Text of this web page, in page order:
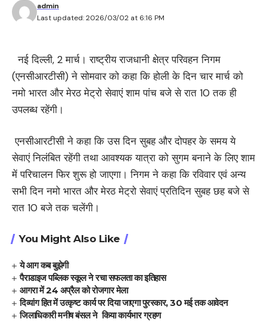
Last updated: 2026/03/02 at 6:16 PM
admin
नई दिल्ली, 2 मार्च। राष्ट्रीय राजधानी क्षेत्र परिवहन निगम
(एनसीआरटीसी) ने सोमवार को कहा कि होली के दिन चार मार्च को
नमो भारत और मेरठ मेट्रो सेवाएं शाम पांच बजे से रात 10 तक ही
उपलब्ध रहेंगी।
एनसीआरटीसी ने कहा कि उस दिन सुबह और दोपहर के समय ये
सेवाएं निलंबित रहेंगी तथा आवश्यक यात्रा को सुगम बनाने के लिए शाम
में परिचालन फिर शुरू हो जाएगा। निगम ने कहा कि रविवार एवं अन्य
सभी दिन नमो भारत और मेरठ मेट्रो सेवाएं प्रतिदिन सुबह छह बजे से
रात 10 बजे तक चलेंगी।
You Might Also Like
ये आग कब बुझेगी
पैराडाइज पब्लिक स्कूल ने रचा सफलता का इतिहास
आगरा में 24 अप्रैल को रोजगार मेला
दिव्यांग हित में उत्कृष्ट कार्य पर दिया जाएगा पुरस्कार, 30 मई तक आवेदन
जिलाधिकारी मनीष बंसल ने किया कार्यभार ग्रहण